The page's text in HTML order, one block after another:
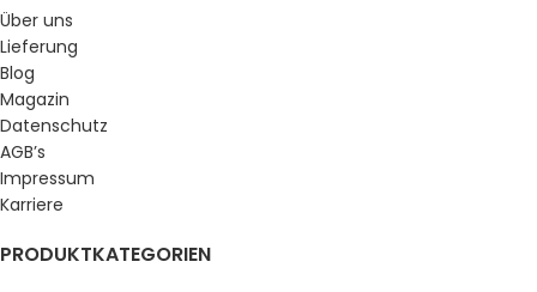
Über uns
Lieferung
Blog
Magazin
Datenschutz
AGB’s
Impressum
Karriere
PRODUKTKATEGORIEN